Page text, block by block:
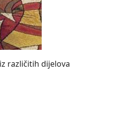
različitih dijelova